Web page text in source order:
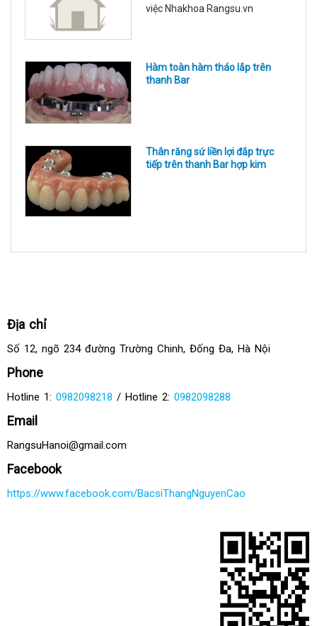
và tháo vít neo chặn, thay các
việc Nhakhoa Rangsu.vn
Hàm toàn hàm tháo lắp trên
thanh Bar
Thân răng sứ liền lợi đắp trực
tiếp trên thanh Bar hợp kim
Địa chỉ
Số 12, ngõ 234 đường Trường Chinh, Đống Đa, Hà Nội
Phone
Hotline 1: 0982098218 / Hotline 2: 0982098288
Email
RangsuHanoi@gmail.com
Facebook
https://www.facebook.com/BacsiThangNguyenCao